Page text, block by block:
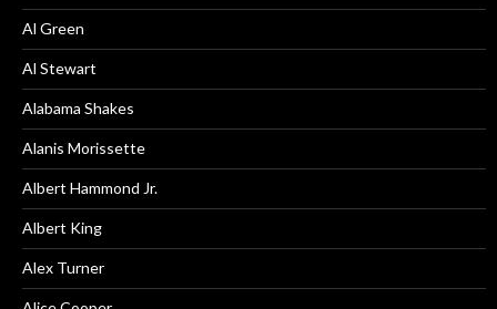
Al Green
Al Stewart
Alabama Shakes
Alanis Morissette
Albert Hammond Jr.
Albert King
Alex Turner